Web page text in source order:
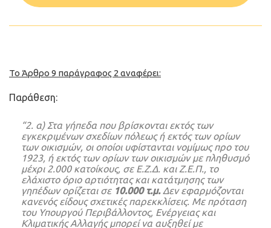
Το Άρθρο 9 παράγραφος 2 αναφέρει:
Παράθεση:
“2. α) Στα γήπεδα που βρίσκονται εκτός των
εγκεκριμένων σχεδίων πόλεως ή εκτός των ορίων
των οικισμών, οι οποίοι υφίστανται νομίμως προ του
1923, ή εκτός των ορίων των οικισμών με πληθυσμό
μέχρι 2.000 κατοίκους, σε Ε.Ζ.Δ. και Ζ.Ε.Π., το
ελάχιστο όριο αρτιότητας και κατάτμησης των
γηπέδων ορίζεται σε 10.000 τ.μ.Δεν εφαρμόζονται
κανενός είδους σχετικές παρεκκλίσεις. Με πρόταση
του Υπουργού Περιβάλλοντος, Ενέργειας και
Κλιματικής Αλλαγής μπορεί να αυξηθεί με